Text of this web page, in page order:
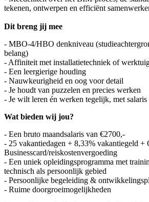
tekenen, ontwerpen en efficiënt
Dit breng jij mee
- MBO-4/HBO denkniveau
belang)
- Affiniteit met installatietechniek of
- Een leergierige houding
- Nauwkeurigheid en oog voor detail
- Je houdt van puzzelen en precies werken
- Je wilt leren én werken tegelijk, met salaris
Wat bieden wij jou?
- Een bruto maandsalaris van €2700,-
- 25 vakantiedagen + 8,33% vakantiegeld +
Businesscard/reiskostenvergoeding
- Een uniek opleidingsprogramma met
technisch als persoonlijk gebied
- Persoonlijke begeleiding &
- Ruime doorgroeimogelijkheden